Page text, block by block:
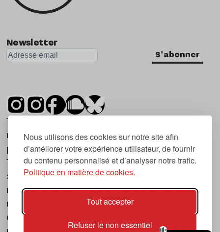
Nous utilisons des cookies sur notre site afin
d’améliorer votre expérience utilisateur, de fournir
du contenu personnalisé et d’analyser notre trafic.
Politique en matière de cookies.
Tout accepter
Refuser le non essentiel
Newsletter
S'abonner
Tsugi est un mensuel indépendant sur la
musique et les nouvelles tendances, dont la
première parution date de 2007.
Tsugi en japonais signifie « prochain », « suivant
», ce qui correspond à la thématique du
magazine, à l’affût des nouvelles tendances
musicales, qu’elles viennent de la musique
électronique, du rock ou du hip hop, et des